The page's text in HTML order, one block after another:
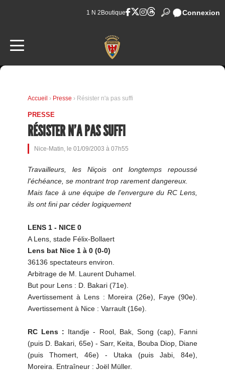
1 N 2 Boutique Connexion
Accueil › Presse › Résister n'a pas suffi
PRESSE
RÉSISTER N'A PAS SUFFI
Nice-Matin, le 01/09/2003 à 07h55
Travailleurs, les Niçois ont longtemps repoussé
l'échéance, se montrant trop rarement dangereux.
Mais face à une équipe de l'envergure du RC Lens,
ils ont fini par céder logiquement
LENS 1 - NICE 0
A Lens, stade Félix-Bollaert
Lens bat Nice 1 à 0 (0-0)
36136 spectateurs environ.
Arbitrage de M. Laurent Duhamel.
But pour Lens : D. Bakari (71e).
Avertissement à Lens : Moreira (26e), Faye (90e).
Avertissement à Nice : Varrault (16e).
RC Lens : Itandje - Rool, Bak, Song (cap), Fanni
(puis D. Bakari, 65e) - Sarr, Keita, Bouba Diop, Diane
(puis Thomert, 46e) - Utaka (puis Jabi, 84e),
Moreira. Entraîneur : Joël Müller.